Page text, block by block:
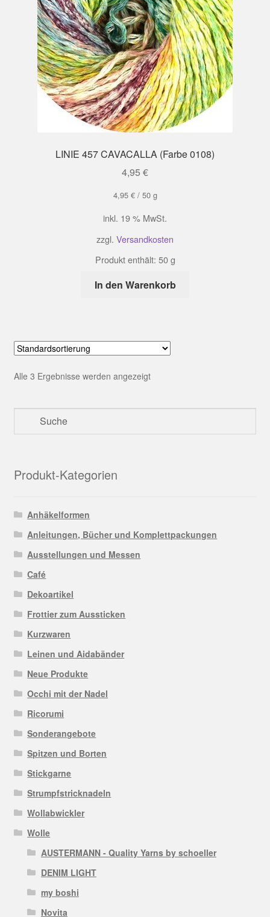
LINIE 457 CAVACALLA (Farbe 0108)
4,95 €
4,95 €/ 50 g
inkl. 19 % MwSt.
zzgl. Versandkosten
Produkt enthält: 50g
In den Warenkorb
Alle 3 Ergebnisse werden angezeigt
Produkt-Kategorien
Anhäkelformen
Anleitungen, Bücher und Komplettpackungen
Ausstellungen und Messen
Café
Dekoartikel
Frottier zum Aussticken
Kurzwaren
Leinen und Aidabänder
Neue Produkte
Occhi mit der Nadel
Ricorumi
Sonderangebote
Spitzen und Borten
Stickgarne
Strumpfstricknadeln
Wollabwickler
Wolle
AUSTERMANN - Quality Yarns by schoeller
DENIM LIGHT
my boshi
Novita